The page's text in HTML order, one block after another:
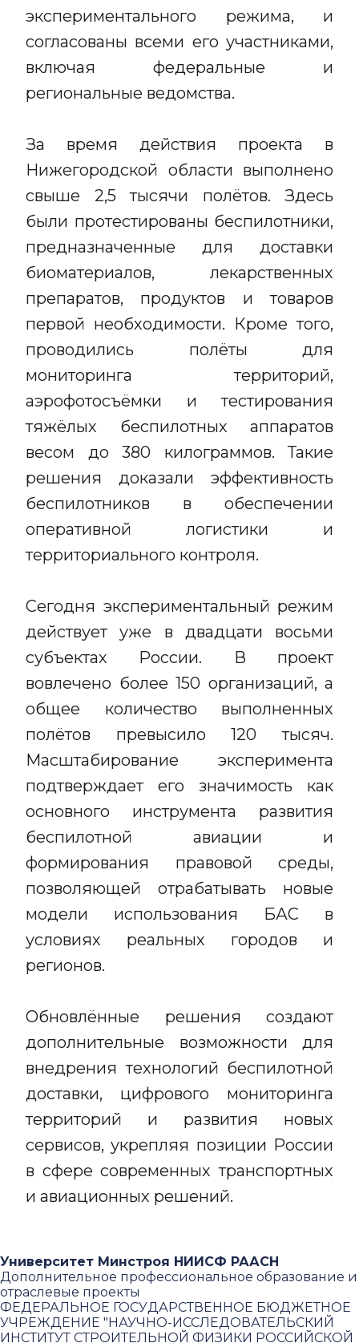
экспериментального режима, и
согласованы всеми его участниками,
включая федеральные и
региональные ведомства.
За время действия проекта в
Нижегородской области выполнено
свыше 2,5 тысячи полётов. Здесь
были протестированы беспилотники,
предназначенные для доставки
биоматериалов, лекарственных
препаратов, продуктов и товаров
первой необходимости. Кроме того,
проводились полёты для
мониторинга территорий,
аэрофотосъёмки и тестирования
тяжёлых беспилотных аппаратов
весом до 380 килограммов. Такие
решения доказали эффективность
беспилотников в обеспечении
оперативной логистики и
территориального контроля.
Сегодня экспериментальный режим
действует уже в двадцати восьми
субъектах России. В проект
вовлечено более 150 организаций, а
общее количество выполненных
полётов превысило 120 тысяч.
Масштабирование эксперимента
подтверждает его значимость как
основного инструмента развития
беспилотной авиации и
формирования правовой среды,
позволяющей отрабатывать новые
модели использования БАС в
условиях реальных городов и
регионов.
Обновлённые решения создают
дополнительные возможности для
внедрения технологий беспилотной
доставки, цифрового мониторинга
территорий и развития новых
сервисов, укрепляя позиции России
в сфере современных транспортных
и авиационных решений.
Университет Минстроя НИИСФ РААСН
Дополнительное профессиональное образование и
отраслевые проекты
ФЕДЕРАЛЬНОЕ ГОСУДАРСТВЕННОЕ БЮДЖЕТНОЕ
УЧРЕЖДЕНИЕ "НАУЧНО-ИССЛЕДОВАТЕЛЬСКИЙ
ИНСТИТУТ СТРОИТЕЛЬНОЙ ФИЗИКИ РОССИЙСКОЙ